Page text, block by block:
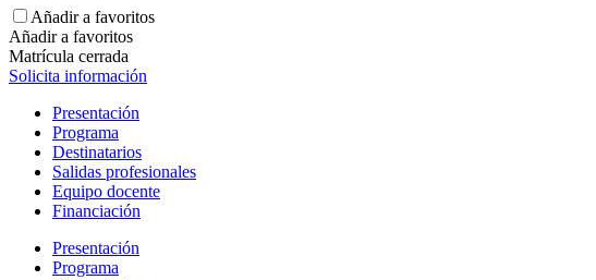
Añadir a favoritos
Añadir a favoritos
Matrícula cerrada
Solicita información
Presentación
Programa
Destinatarios
Salidas profesionales
Equipo docente
Financiación
Presentación
Programa